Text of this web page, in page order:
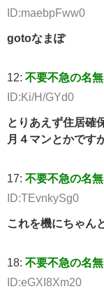
ID:maebpFww0
gotoなまぽ
12: 不要不急の名
ID:Ki/H/GYd0
とりあえず住居確
月４マンとかです
17: 不要不急の名
ID:TEvnkySg0
これを機にちゃん
18: 不要不急の名
ID:eGXI8Xm20